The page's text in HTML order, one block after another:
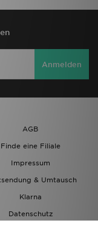
Anmelden
AGB
Finde eine Filiale
Impressum
& Umtausch
Klarna
Datenschutz